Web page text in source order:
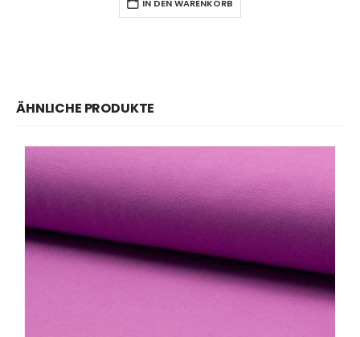
IN DEN WARENKORB
ÄHNLICHE PRODUKTE